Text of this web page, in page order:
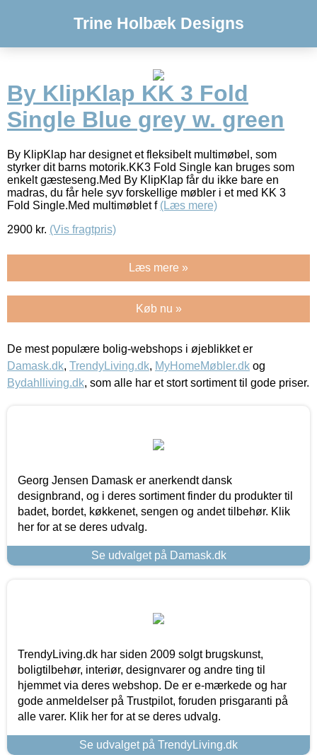
Trine Holbæk Designs
By KlipKlap KK 3 Fold
Single Blue grey w. green
By KlipKlap har designet et fleksibelt multimøbel, som
styrker dit barns motorik.KK3 Fold Single kan bruges som
enkelt gæsteseng.Med By KlipKlap får du ikke bare en
madras, du får hele syv forskellige møbler i et med KK 3
Fold Single.Med multimøblet f (Læs mere)
2900 kr. (Vis fragtpris)
Læs mere »
Køb nu »
De mest populære bolig-webshops i øjeblikket er
Damask.dk, TrendyLiving.dk, MyHomeMøbler.dk og
Bydahlliving.dk, som alle har et stort sortiment til gode priser.
Georg Jensen Damask er anerkendt dansk
designbrand, og i deres sortiment finder du produkter til
badet, bordet, køkkenet, sengen og andet tilbehør. Klik
her for at se deres udvalg.
Se udvalget på Damask.dk
TrendyLiving.dk har siden 2009 solgt brugskunst,
boligtilbehør, interiør, designvarer og andre ting til
hjemmet via deres webshop. De er e-mærkede og har
gode anmeldelser på Trustpilot, foruden prisgaranti på
alle varer. Klik her for at se deres udvalg.
Se udvalget på TrendyLiving.dk